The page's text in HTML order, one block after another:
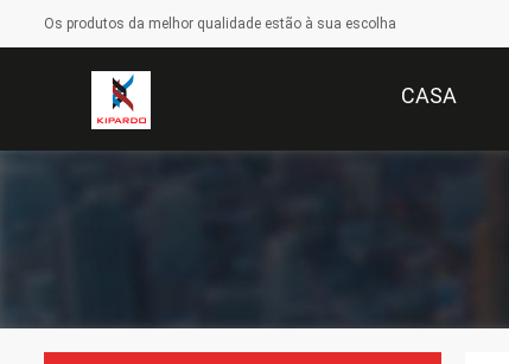
Os produtos da melhor qualidade estão à sua escolha
CASA